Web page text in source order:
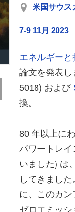
米国サウス
7-9 11月 2023
エネルギーと
論文を発表し
5018) および
換。
80 年以上に
パワートレイ
いました) は
してきまし
に、このカン
ゼロエミッ